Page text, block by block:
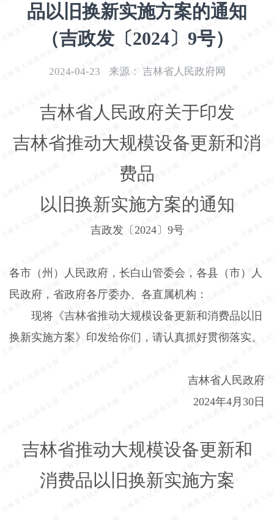
品以旧换新实施方案的通知
（吉政发〔2024〕9号）
2024-04-23 来源： 吉林省人民政府网
吉林省人民政府关于印发
吉林省推动大规模设备更新和消
费品
以旧换新实施方案的通知
吉政发〔2024〕 9号
各市（州）人民政府，长白山管委会，各县（市）人
民政府，省政府各厅委办、各直属机构：
现将《吉林省推动大规模设备更新和消费品以旧
换新实施方案》印发给你们，请认真抓好贯彻落实。
吉林省人民政府
2024年4 月 30日
吉林省推动大规模设备更新和
消费品以旧换新实施方案